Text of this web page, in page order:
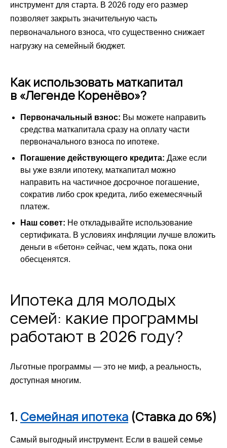
инструмент для старта. В 2026 году его размер
позволяет закрыть значительную часть
первоначального взноса, что существенно снижает
нагрузку на семейный бюджет.
Как использовать маткапитал
в «Легенде Коренёво»?
Первоначальный взнос: Вы можете направить
средства маткапитала сразу на оплату части
первоначального взноса по ипотеке.
Погашение действующего кредита: Даже если
вы уже взяли ипотеку, маткапитал можно
направить на частичное досрочное погашение,
сократив либо срок кредита, либо ежемесячный
платеж.
Наш совет: Не откладывайте использование
сертификата. В условиях инфляции лучше вложить
деньги в «бетон» сейчас, чем ждать, пока они
обесценятся.
Ипотека для молодых
семей: какие программы
работают в 2026 году?
Льготные программы — это не миф, а реальность,
доступная многим.
1. Семейная ипотека (Ставка до 6%)
Самый выгодный инструмент. Если в вашей семье